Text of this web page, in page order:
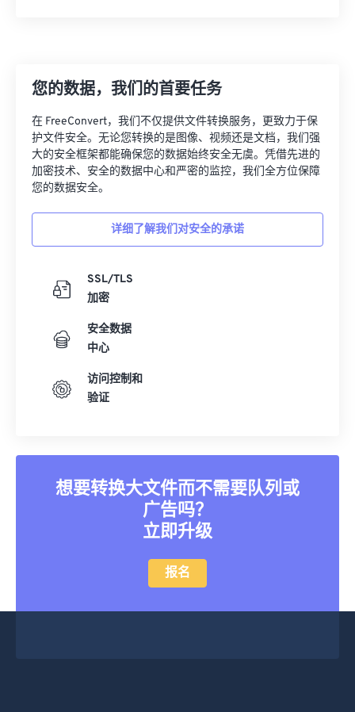
您的数据，我们的首要任务
在 FreeConvert，我们不仅提供文件转换服务，更致力于保
护文件安全。无论您转换的是图像、视频还是文档，我们强
大的安全框架都能确保您的数据始终安全无虞。凭借先进的
加密技术、安全的数据中心和严密的监控，我们全方位保障
您的数据安全。
详细了解我们对安全的承诺
SSL/TLS
加密
安全数据
中心
访问控制和
验证
想要转换大文件而不需要队列或
广告吗？
立即升级
报名